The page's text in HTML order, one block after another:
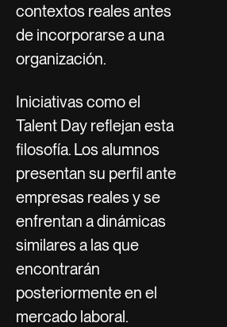
contextos reales antes
de incorporarse a una
organización.
Iniciativas como el
Talent Day reflejan esta
filosofía. Los alumnos
presentan su perfil ante
empresas reales y se
enfrentan a dinámicas
similares a las que
encontrarán
posteriormente en el
mercado laboral.